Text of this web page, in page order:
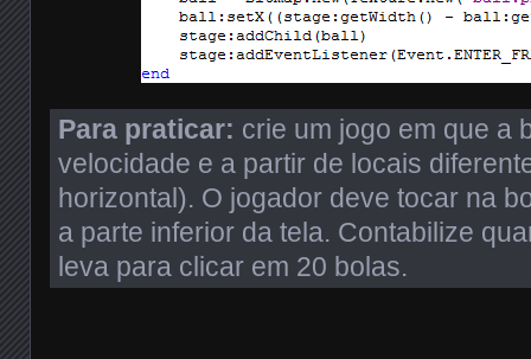
Para praticar: crie um jogo em que a
velocidade e a partir de locais
horizontal). O jogador deve tocar na
a parte inferior da tela. Contabilize
leva para clicar em 20 bolas.